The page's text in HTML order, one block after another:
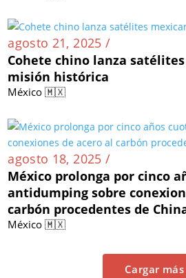
agosto 21, 2025 /
Cohete chino lanza
misión histórica
México 🇲🇽
agosto 18, 2025 /
México prolonga por cinco
antidumping sobre
carbón procedentes de
México 🇲🇽
Cargar más